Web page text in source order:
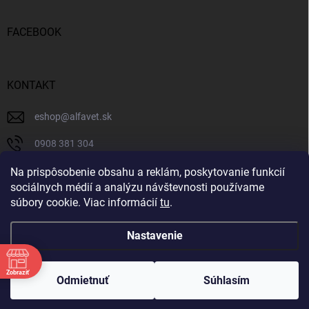
Na prispôsobenie obsahu a reklám, poskytovanie funkcií
sociálnych médií a analýzu návštevnosti používame
súbory cookie. Viac informácií tu.
Nastavenie
Odmietnuť Súhlasím
FACEBOOK
KONTAKT
eshop@alfavet.sk
0908 381 304
0908 381 304
Facebook
Vytvoril Shoptet
Copyright 2026AlfaVet veterinárna lekáreň. Všetky práva vyhradené.
Upraviť nastavenie cookies
Zobraziť